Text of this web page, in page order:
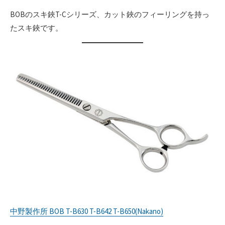
BOBのスキ鋏T-Cシリーズ、カット鋏のフィーリングを持っ
たスキ鋏です。
中野製作所 BOB T-B630 T-B642 T-B650(Nakano)